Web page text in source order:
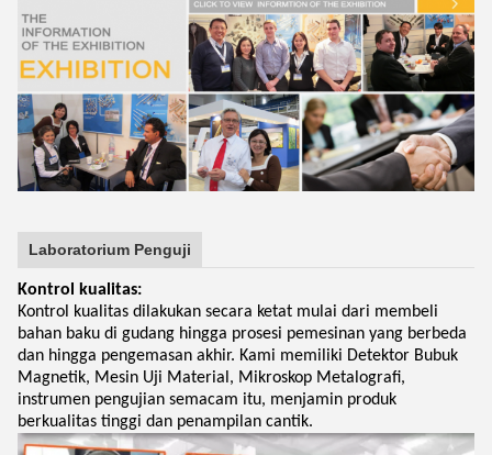
Laboratorium Penguji
Kontrol kualitas:
Kontrol kualitas dilakukan secara ketat mulai dari membeli
bahan baku di gudang hingga prosesi pemesinan yang berbeda
dan hingga pengemasan akhir. Kami memiliki Detektor Bubuk
Magnetik, Mesin Uji Material, Mikroskop Metalografi,
instrumen pengujian semacam itu, menjamin produk
berkualitas tinggi dan penampilan cantik.